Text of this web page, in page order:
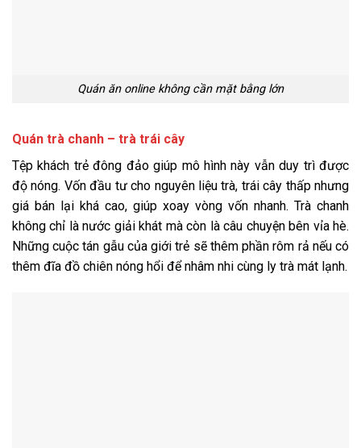
Quán ăn online không cần mặt bằng lớn
Quán trà chanh – trà trái cây
Tệp khách trẻ đông đảo giúp mô hình này vẫn duy trì được
độ nóng. Vốn đầu tư cho nguyên liệu trà, trái cây thấp nhưng
giá bán lại khá cao, giúp xoay vòng vốn nhanh. Trà chanh
không chỉ là nước giải khát mà còn là câu chuyện bên vỉa hè.
Những cuộc tán gẫu của giới trẻ sẽ thêm phần rôm rả nếu có
thêm đĩa đồ chiên nóng hổi để nhâm nhi cùng ly trà mát lạnh.